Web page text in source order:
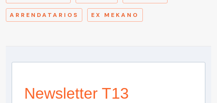
ARRENDATARIOS EX MEKANO
Newsletter T13